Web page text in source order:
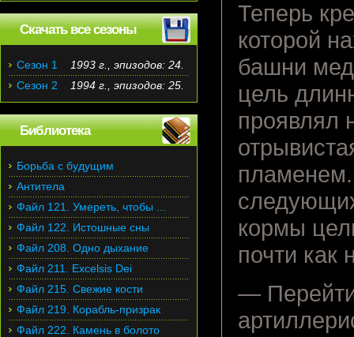
Теперь
которой
башни
цель
проявлял
кормы
почти как
—
Скачать все сезоны
Сезон 1
1993 г., эпизодов: 24.
Сезон 2
1994 г., эпизодов: 25.
Библиотека
Борьба с будущим
Антитела
Файл 121. Умереть, чтобы ...
Файл 122. Истошные сны
Файл 208. Одно дыхание
Файл 211. Excelsis Dei
Файл 215. Свежие кости
Файл 219. Корабль-призрак
Файл 222. Камень в болото